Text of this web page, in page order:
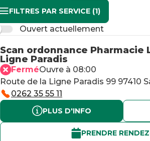
FILTRES PAR SERVICE (1)
Ouvert actuellement
Scan ordonnance Pharmacie
Ligne Paradis
FerméOuvre à 08:00
Route de la Ligne Paradis 99 97410
0262 35 55 11
PLUS D'INFO
PRENDRE